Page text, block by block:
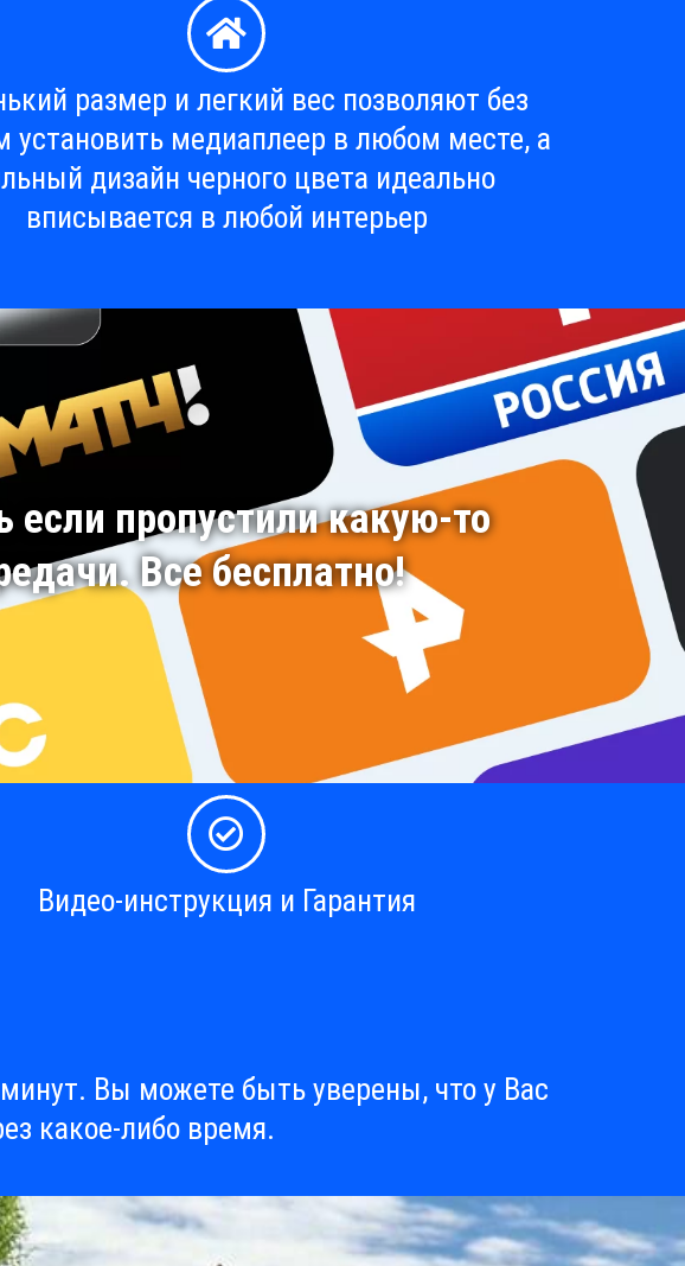
размер и легкий вес позволяют без
установить медиаплеер в любом месте, а
дизайн черного цвета идеально
вписывается в любой интерьер
пропустили какую-то
Все бесплатно!
Видео-инструкция и Гарантия
Вы можете быть уверены, что у Вас
какое-либо время.